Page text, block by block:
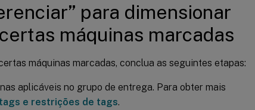
para dimensionar
máquinas marcadas
máquinas marcadas, conclua as seguintes etapas:
aplicáveis no grupo de entrega. Para obter mais
e restrições de tags.